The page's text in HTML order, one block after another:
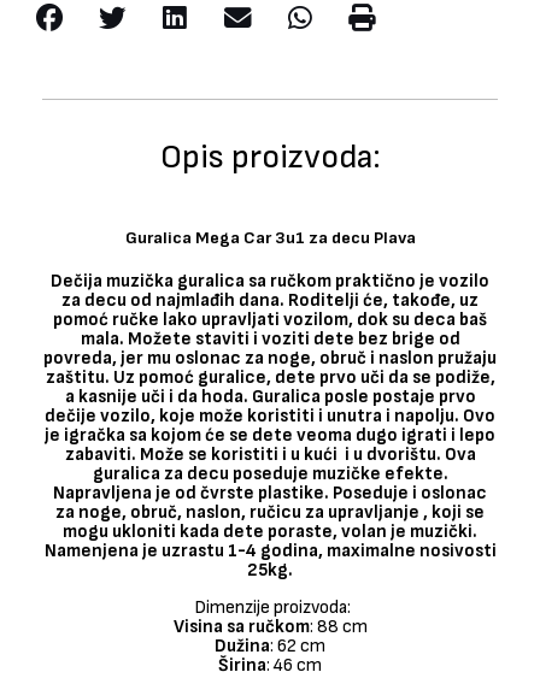
3u1
za
Opis proizvoda:
Guralica Mega Car 3u1 za decu Plava
Dečija muzička guralica sa ručkom praktično je vozilo
za decu od najmlađih dana. Roditelji će, takođe, uz
pomoć ručke lako upravljati vozilom, dok su deca baš
mala. Možete staviti i voziti dete bez brige od
povreda, jer mu oslonac za noge, obruč i naslon pružaju
zaštitu. Uz pomoć guralice, dete prvo uči da se podiže,
a kasnije uči i da hoda. Guralica posle postaje prvo
dečije vozilo, koje može koristiti i unutra i napolju. Ovo
je igračka sa kojom će se dete veoma dugo igrati i lepo
zabaviti. Može se koristiti i u kući i u dvorištu. Ova
guralica za decu poseduje muzičke efekte.
Napravljena je od čvrste plastike. Poseduje i oslonac
za noge, obruč, naslon, ručicu za upravljanje , koji se
mogu ukloniti kada dete poraste, volan je muzički.
Namenjena je uzrastu 1-4 godina, maximalne nosivosti
25kg.
Dimenzije proizvoda:
Visina sa ručkom: 88 cm
Dužina: 62 cm
Širina: 46 cm